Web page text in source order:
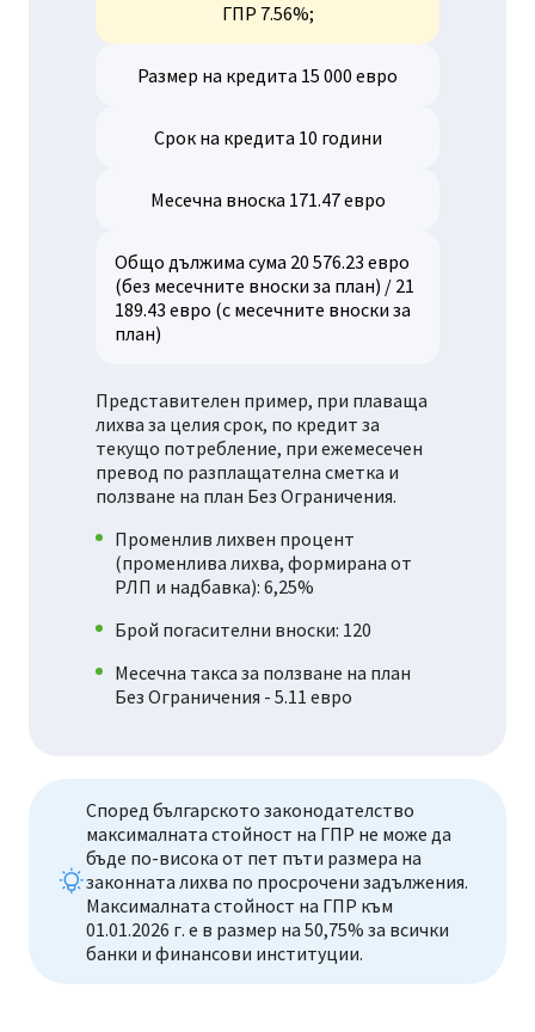
ГПР 7.56%;
Размер на кредита 15 000 евро
Срок на кредита 10 години
Месечна вноска 171.47 евро
Общо дължима сума 20 576.23 евро
(без месечните вноски за план) / 21
189.43 евро (с месечните вноски за
план)
Представителен пример, при плаваща
лихва за целия срок, по кредит за
текущо потребление, при ежемесечен
превод по разплащателна сметка и
ползване на план Без Ограничения.
Променлив лихвен процент
(променлива лихва, формирана от
РЛП и надбавка): 6,25%
Брой погасителни вноски: 120
Месечна такса за ползване на план
Без Ограничения - 5.11 евро
Според българското законодателство
максималната стойност на ГПР не може да
бъде по-висока от пет пъти размера на
законната лихва по просрочени задължения.
Максималната стойност на ГПР към
01.01.2026 г. е в размер на 50,75% за всички
банки и финансови институции.